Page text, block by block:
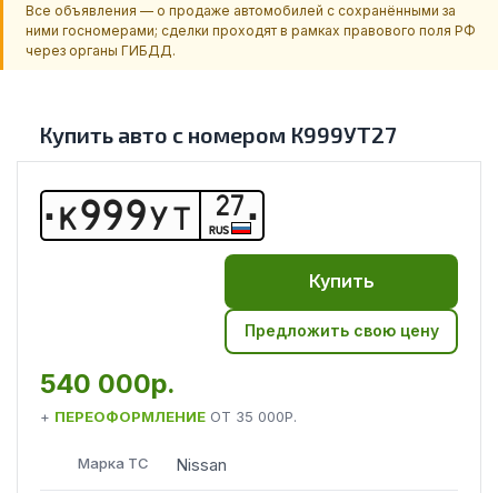
Все объявления — о продаже автомобилей с сохранёнными за
ними госномерами; сделки проходят в рамках правового поля РФ
через органы ГИБДД.
Купить авто с номером К999УТ27
К999УТ 27
RUS
Купить
Предложить свою цену
540 000р.
+ ПЕРЕОФОРМЛЕНИЕ ОТ 35 000Р.
Марка ТС Nissan